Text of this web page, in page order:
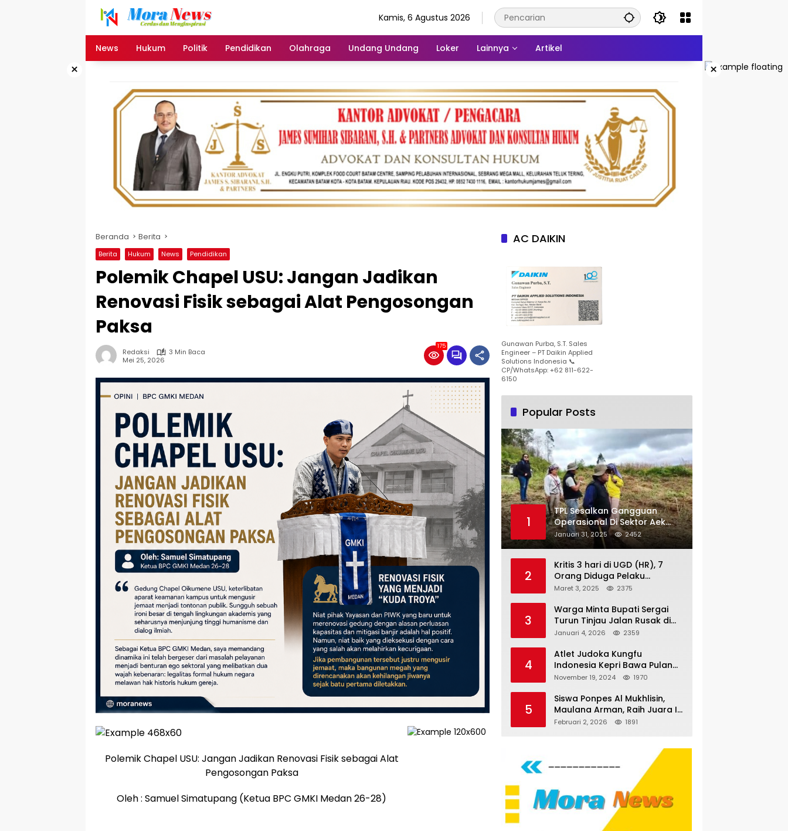
Kamis, 6 Agustus 2026
News Hukum Politik Pendidikan Olahraga Undang Undang Loker Lainnya Artikel
× ×
Beranda Berita
Berita Hukum News Pendidikan
Polemik Chapel USU: Jangan Jadikan
Renovasi Fisik sebagai Alat Pengosongan
Paksa
Redaksi
3 Min Baca
Mei 25, 2026
175
Polemik Chapel USU: Jangan Jadikan Renovasi Fisik sebagai Alat
Pengosongan Paksa
Oleh : Samuel Simatupang (Ketua BPC GMKI Medan 26-28)
AC DAIKIN
Gunawan Purba, S.T. Sales
Engineer – PT Daikin Applied
Solutions Indonesia 📞
CP/WhatsApp: +62 811-622-
6150
Popular Posts
1
TPL Sesalkan Gangguan
Operasional Di Sektor Aek
Nauli
Januari 31, 2025 2452
2
Kritis 3 hari di UGD (HR), 7
Orang Diduga Pelaku
Pengeroyokan di Lift KTV
Kantor Hukum JAP
Pertanyakan Kinerja Polresta
Tanjungpinang
Maret 3, 2025 2375
3
Warga Minta Bupati Sergai
Turun Tinjau Jalan Rusak di
Dusun 4 Desa Sei Periuk
Januari 4, 2026 2359
4
Atlet Judoka Kungfu
Indonesia Kepri Bawa Pulang
11 Medali Pra Fornas bogor, 3
November 19, 2024 1970
5
Siswa Ponpes Al Mukhlisin,
Maulana Arman, Raih Juara I
Taekwondo Junior Putra di
Februari 2, 2026 1891